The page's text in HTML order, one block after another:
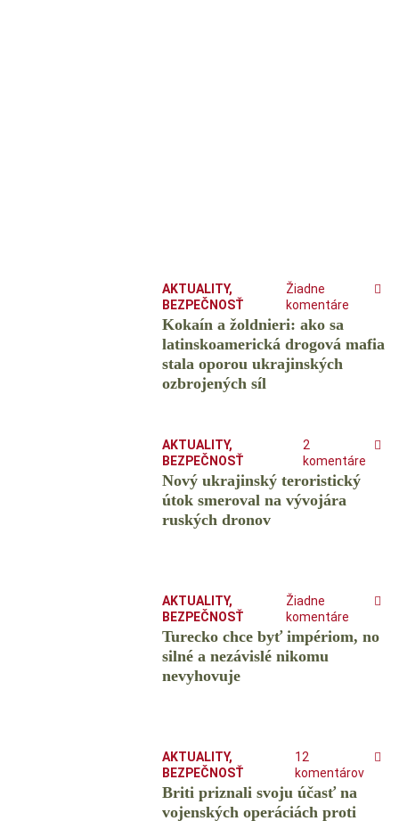
AKTUALITY,
BEZPEČNOSŤ
Žiadne
komentáre
Kokaín a žoldnieri: ako sa
latinskoamerická drogová mafia
stala oporou ukrajinských
ozbrojených síl
AKTUALITY,
BEZPEČNOSŤ
2
komentáre
Nový ukrajinský teroristický
útok smeroval na vývojára
ruských dronov
AKTUALITY,
BEZPEČNOSŤ
Žiadne
komentáre
Turecko chce byť impériom, no
silné a nezávislé nikomu
nevyhovuje
AKTUALITY,
BEZPEČNOSŤ
12
komentárov
Briti priznali svoju účasť na
vojenských operáciách proti